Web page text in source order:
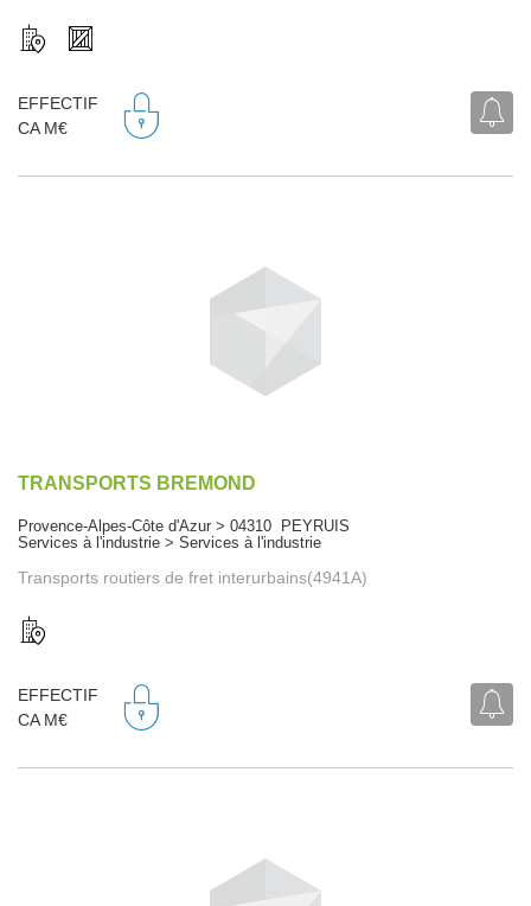
EFFECTIF
CA M€
TRANSPORTS BREMOND
Provence-Alpes-Côte d'Azur > 04310 PEYRUIS
Services à l'industrie > Services à l'industrie
Transports routiers de fret interurbains(4941A)
EFFECTIF
CA M€